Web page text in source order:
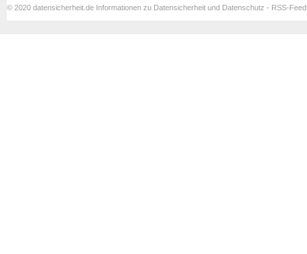
© 2020 datensicherheit.de Informationen zu Datensicherheit und Datenschutz - RSS-